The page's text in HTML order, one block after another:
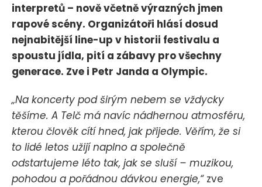
interpretů – nově včetně výrazných jmen
rapové scény. Organizátoři hlásí dosud
nejnabitější line-up v historii festivalu a
spoustu jídla, pití a zábavy pro všechny
generace. Zve i Petr Janda a Olympic.
„Na koncerty pod širým nebem se vždycky
těšíme. A Telč má navíc nádhernou atmosféru,
kterou člověk cítí hned, jak přijede. Věřím, že si
to lidé letos užijí naplno a společně
odstartujeme léto tak, jak se sluší – muzikou,
pohodou a pořádnou dávkou energie,“zve